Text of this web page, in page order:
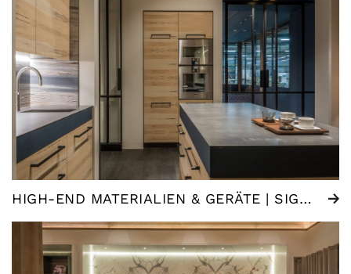
HIGH-END MATERIALIEN & GERÄTE | SIGNATURE KÜCHE